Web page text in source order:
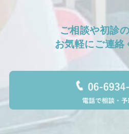
ご相談や初診
お気軽に⁨ご連絡